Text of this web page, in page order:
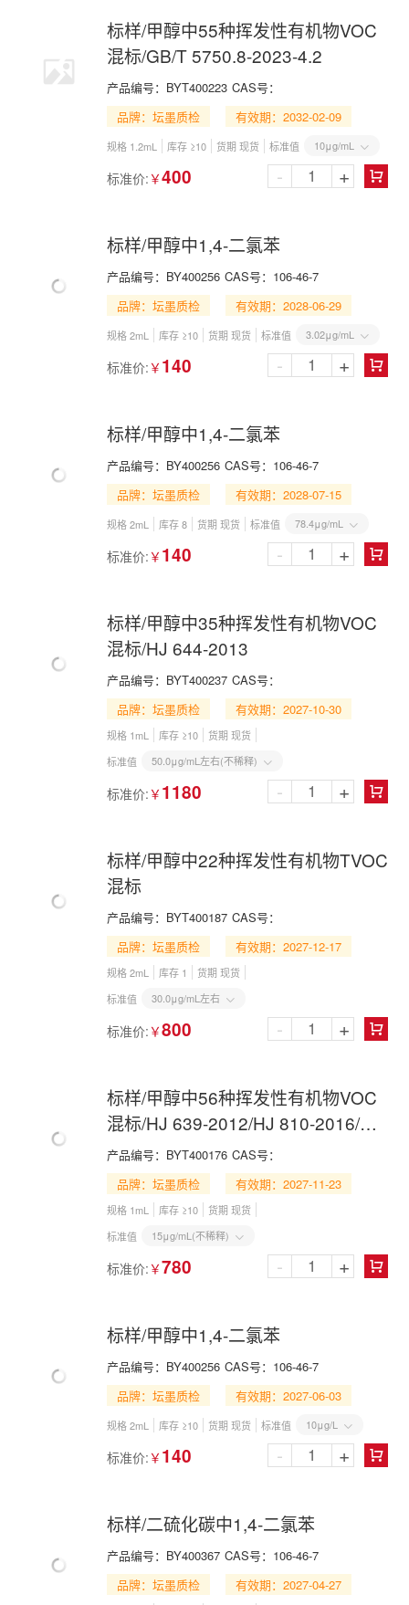
标样/甲醇中55种挥发性有机物VOC
混标/GB/T 5750.8-2023-4.2
产品编号： BYT400223 CAS号：
品牌：坛墨质检
有效期：2032-02-09
规格 1.2mL 库存 ≥10 货期 现货 标准值 10μg/mL 
标准价: ￥400 
- +
标样/甲醇中1,4-二氯苯
产品编号： BY400256 CAS号： 106-46-7
品牌：坛墨质检
有效期：2028-06-29
规格 2mL 库存 ≥10 货期 现货 标准值 3.02μg/mL 
标准价: ￥ 140 
- +
标样/甲醇中1,4-二氯苯
产品编号： BY400256 CAS号： 106-46-7
品牌：坛墨质检
有效期：2028-07-15
规格 2mL 库存 8 货期 现货 标准值 78.4μg/mL 
标准价: ￥ 140 
- +
标样/甲醇中35种挥发性有机物VOC
混标/HJ 644-2013
产品编号： BYT400237 CAS号：
品牌：坛墨质检
有效期：2027-10-30
规格 1mL 库存 ≥10
货期 现货
标准值
50.0μg/mL左右(不稀释) 
标准价: ￥ 1180 
- +
标样/甲醇中22种挥发性有机物TVOC
混标
产品编号： BYT400187 CAS号：
品牌：坛墨质检
有效期：2027-12-17
规格 2mL 库存 1
货期 现货
标准值
30.0μg/mL左右 
标准价: ￥800 
- +
标样/甲醇中56种挥发性有机物VOC
混标/HJ 639-2012/HJ 810-2016/HJ
1227-2021
产品编号： BYT400176 CAS号：
品牌：坛墨质检
有效期：2027-11-23
规格 1mL 库存 ≥10
货期 现货
标准值
15μg/mL(不稀释) 
标准价: ￥780 
- +
标样/甲醇中1,4-二氯苯
产品编号： BY400256 CAS号： 106-46-7
品牌：坛墨质检
有效期：2027-06-03
规格 2mL 库存 ≥10 货期 现货 标准值 10μg/L 
标准价: ￥ 140 
- +
标样/二硫化碳中1,4-二氯苯
产品编号： BY400367 CAS号： 106-46-7
品牌：坛墨质检
有效期：2027-04-27